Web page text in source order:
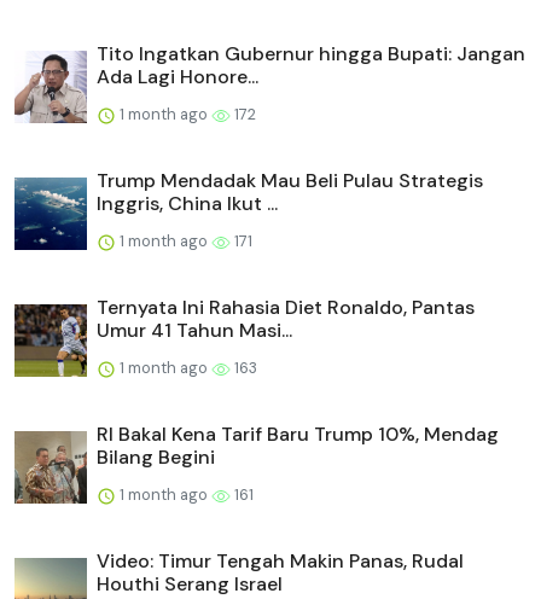
Tito Ingatkan Gubernur hingga Bupati: Jangan
Ada Lagi Honore...
1 month ago 172
Trump Mendadak Mau Beli Pulau Strategis
Inggris, China Ikut ...
1 month ago 171
Ternyata Ini Rahasia Diet Ronaldo, Pantas
Umur 41 Tahun Masi...
1 month ago 163
RI Bakal Kena Tarif Baru Trump 10%, Mendag
Bilang Begini
1 month ago 161
Video: Timur Tengah Makin Panas, Rudal
Houthi Serang Israel